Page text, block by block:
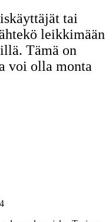
tai
leikkimään
Tämä on
voi olla monta